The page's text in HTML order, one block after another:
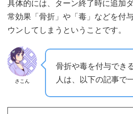
具体的には、ターン終了時に追加
常効果「骨折」や「毒」などを付
ウンしてしまうということです。
さこん
骨折や毒を付与でき
人は、以下の記事で